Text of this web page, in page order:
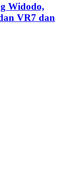
Widodo,
VR7 dan